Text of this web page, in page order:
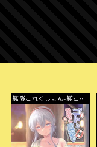
艦隊これくしょん-艦こ
れ-